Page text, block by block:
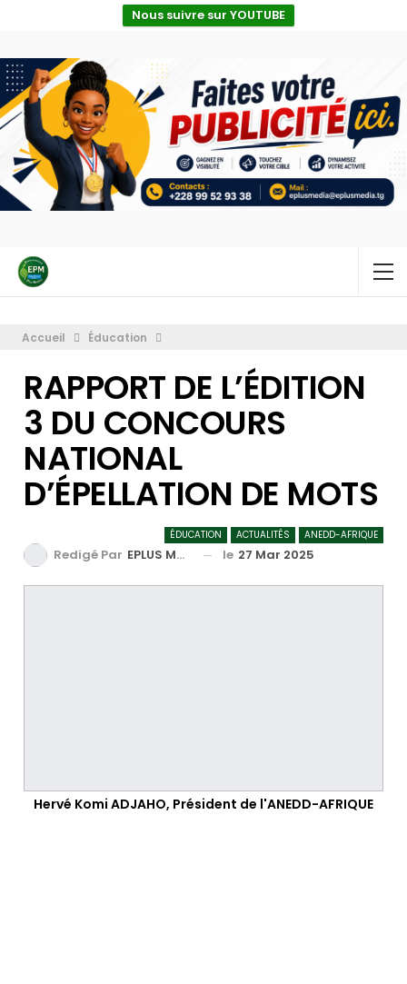
Nous suivre sur YOUTUBE
Accueil Éducation
RAPPORT DE L’ÉDITION
3 DU CONCOURS
NATIONAL
D’ÉPELLATION DE MOTS
ÉDUCATION ACTUALITÉS ANEDD-AFRIQUE
Redigé Par EPLUS MEDIA TV le 27 Mar 2025
Hervé Komi ADJAHO, Président de l'ANEDD-AFRIQUE